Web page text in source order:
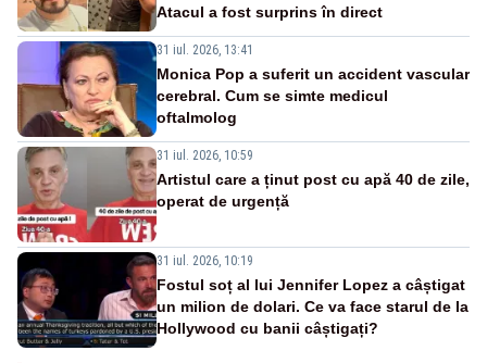
Atacul a fost surprins în direct
31 iul. 2026, 13:41
Monica Pop a suferit un accident vascular
cerebral. Cum se simte medicul
oftalmolog
31 iul. 2026, 10:59
Artistul care a ținut post cu apă 40 de zile,
operat de urgență
31 iul. 2026, 10:19
Fostul soț al lui Jennifer Lopez a câștigat
un milion de dolari. Ce va face starul de la
Hollywood cu banii câștigați?